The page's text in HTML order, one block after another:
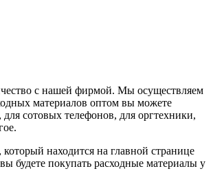
с нашей фирмой. Мы осуществляем
материалов оптом вы можете
сотовых телефонов, для оргтехники,
находится на главной странице
будете покупать расходные материалы у